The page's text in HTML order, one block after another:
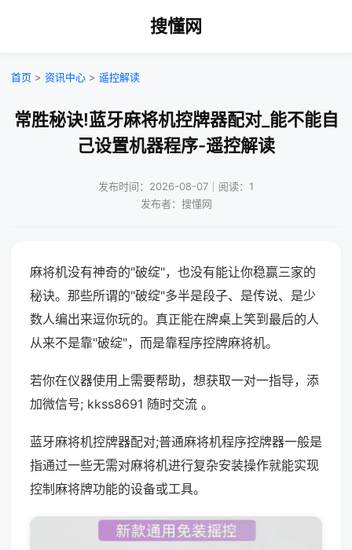
搜懂网
首页 > 资讯中心 > 遥控解读
常胜秘诀!蓝牙麻将机控牌器配对_能不能自
己设置机器程序-遥控解读
发布时间：2026-08-07｜阅读：1
发布者：搜懂网
麻将机没有神奇的"破绽"，也没有能让你稳赢三家的
秘诀。那些所谓的"破绽"多半是段子、是传说、是少
数人编出来逗你玩的。真正能在牌桌上笑到最后的人
从来不是靠"破绽"，而是靠程序控牌麻将机。
若你在仪器使用上需要帮助，想获取一对一指导，添
加微信号; kkss8691 随时交流 。
蓝牙麻将机控牌器配对;普通麻将机程序控牌器一般是
指通过一些无需对麻将机进行复杂安装操作就能实现
控制麻将牌功能的设备或工具。